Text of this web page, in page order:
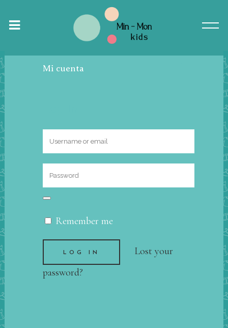
Mi cuenta
Remember me
Lost your
password?